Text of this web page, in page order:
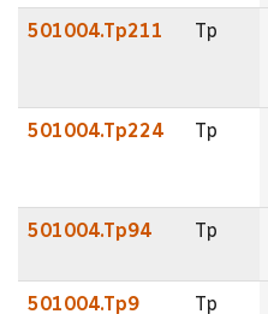
501004.Tp211 Tp
501004.Tp224 Tp
501004.Tp94 Tp
501004.Tp9 Tp